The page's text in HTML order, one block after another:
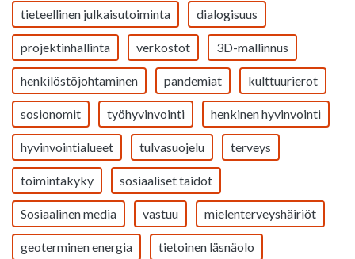
tieteellinen julkaisutoiminta dialogisuus
projektinhallinta verkostot 3D-mallinnus
henkilöstöjohtaminen pandemiat kulttuurierot
sosionomit työhyvinvointi henkinen hyvinvointi
hyvinvointialueet tulvasuojelu terveys
toimintakyky sosiaaliset taidot
Sosiaalinen media vastuu mielenterveyshäiriöt
geoterminen energia tietoinen läsnäolo